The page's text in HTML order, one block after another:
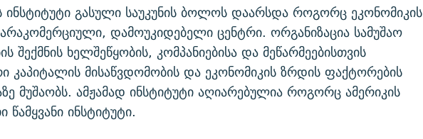
ინსტიტუტი გასული საუკუნის ბოლოს დაარსდა როგორც ეკონომიკის
დამოუკიდებელი ცენტრი. ორგანიზაცია სამუშაო
შექმნის ხელშეწყობის, კომპანიებისა და მეწარმეებისთვის
კაპიტალის მისაწვდომობის და ეკონომიკის ზრდის ფაქტორების
მუშაობს. ამჟამად ინსტიტუტი აღიარებულია როგორც ამერიკის
ინსტიტუტი.